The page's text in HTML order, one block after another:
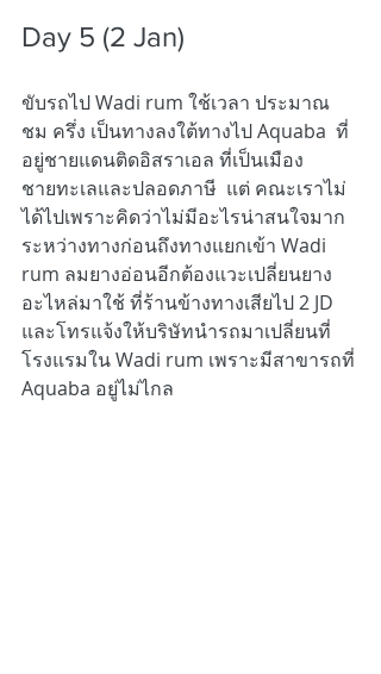
Day 5 (2 Jan)
ขับรถไป Wadi rum ใช้เวลา ประมาณ
ชม ครึ่ง เป็นทางลงใต้ทางไป Aquaba  ที่
อยู่ชายแดนติดอิสราเอล ที่เป็นเมือง
ชายทะเลและปลอดภาษี  แต่ คณะเราไม่
ได้ไปเพราะคิดว่าไม่มีอะไรน่าสนใจมาก
ระหว่างทางก่อนถึงทางแยกเข้า Wadi
rum ลมยางอ่อนอีกต้องแวะเปลี่ยนยาง
อะไหล่มาใช้ ที่ร้านข้างทางเสียไป 2 JD
และโทรแจ้งให้บริษัทนำรถมาเปลี่ยนที่
โรงแรมใน Wadi rum เพราะมีสาขารถที่
Aquaba อยู่ไม่ไกล